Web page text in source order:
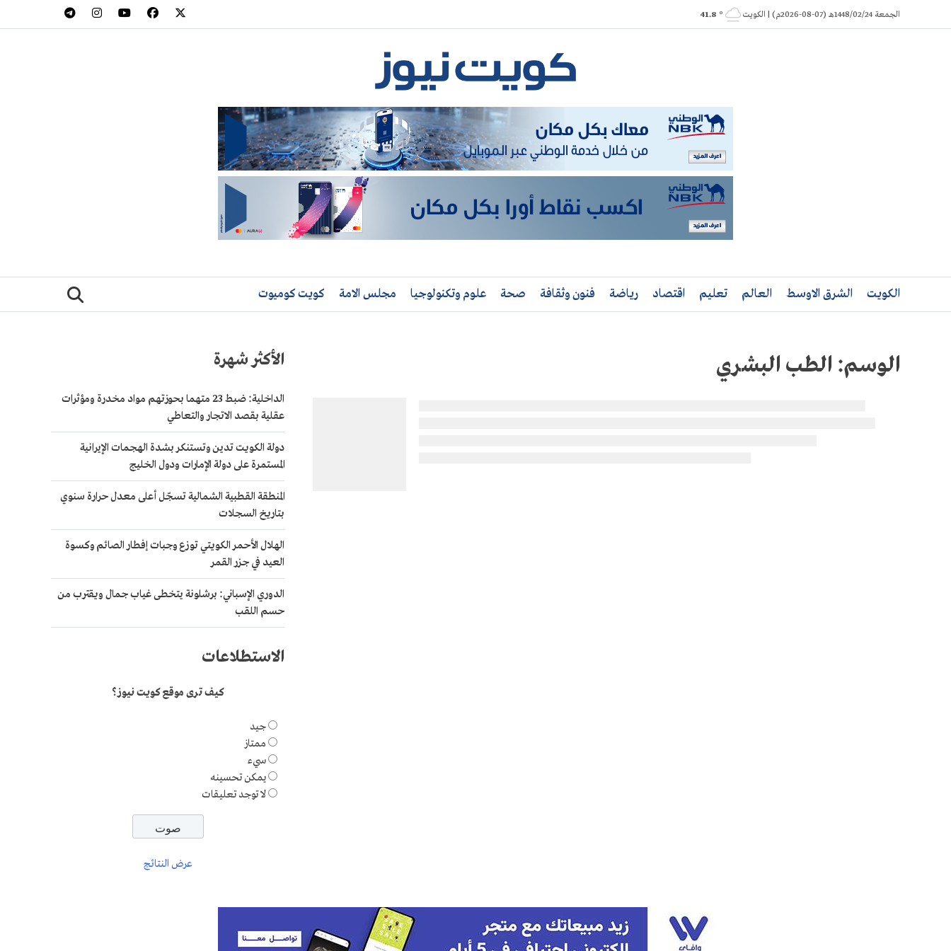
to
الجمعة 1448/02/24هـ (07-08-2026م) | الكويت ° 41.8
الكويت الشرق الاوسط العالم تعليم اقتصاد رياضة فنون وثقافة صحة علوم وتكنولوجيا مجلس الامة كويت كوميوت
الوسم: الطب البشري الأكثر شهرة
الداخلية: ضبط 23 متهما بحوزتهم مواد مخدرة ومؤثرات
عقلية بقصد الاتجار والتعاطي
دولة الكويت تدين وتستنكر بشدة الهجمات الإيرانية
المستمرة على دولة الإمارات ودول الخليج
المنطقة القطبية الشمالية تسجّل أعلى معدل حرارة سنوي
بتاريخ السجلات
الهلال الأحمر الكويتي توزع وجبات إفطار الصائم وكسوة
العيد في جزر القمر
الدوري الإسباني: برشلونة يتخطى غياب جمال ويقترب من
حسم اللقب
الاستطلاعات
كيف ترى موقع كويت نيوز؟
جيد
ممتاز
سيء
يمكن تحسينه
لا توجد تعليقات
عرض النتائج